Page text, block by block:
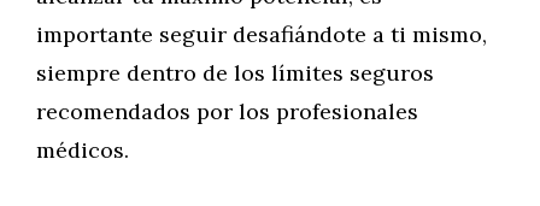
importante seguir desafiándote a ti mismo,
siempre dentro de los límites seguros
recomendados por los profesionales
médicos.